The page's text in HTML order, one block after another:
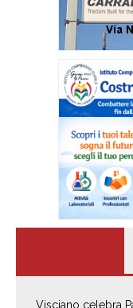
Visciano celebra